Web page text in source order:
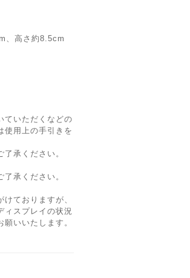
、高さ約8.5cm
ていただくなどの
使用上の手引きを
承ください。
承ください。
ておりますが、
ィスプレイの状況
いいたします。